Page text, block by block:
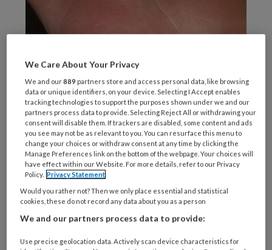
Plantaire fibromatose onder tweede teen (Foto: Alamaraine, Creative
Commons)
Plantaire fibromatose komt zelden voor. De
aandoening is ook bekend onder de naam
ziekte van Ledderhoseof als fibromatosis
plantaris fascialis. De aandoening kenmerkt
zich door goedaardige, fibreuze knobbeltjes in
de fascia plantaris. Er bestaat waarschijnlijk
een relatie met trauma, leverziekte, diabetes
mellitus, epilepsie en/of chronisch
alcoholgebruik. Meestal is deze aandoening
makkelijk te behandelen.
We Care About Your Privacy
We and our889 partners store and access personal data, like browsing
data or unique identifiers, on your device. Selecting I Accept enables
tracking technologies to support the purposes shown under we and our
partners process data to provide. Selecting Reject All or withdrawing your
consent will disable them. If trackers are disabled, some content and ads
you see may not be as relevant to you. You can resurface this menu to
change your choices or withdraw consent at any time by clicking the
Manage Preferences link on the bottom of the webpage. Your choices will
have effect within our Website. For more details, refer to our Privacy
Policy. Privacy Statement
Would you rather not? Then we only place essential and statistical
cookies, these do not record any data about you as a person
We and our partners process data to provide:
Use precise geolocation data. Actively scan device characteristics for